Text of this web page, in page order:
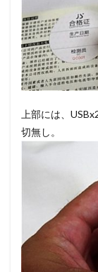
上部には、
切無し。